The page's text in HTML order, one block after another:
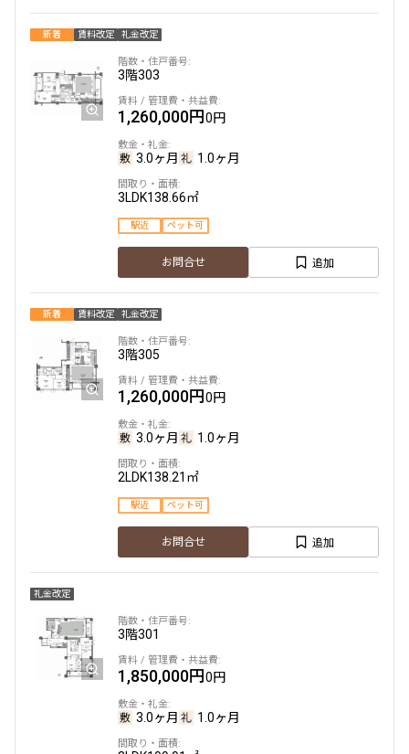
新着 賃料改定 礼金改定
3階303
1,260,000円0円
3.0ヶ月 1.0ヶ月
3LDK138.66㎡
駅近 ペット可
お問合せ 追加
新着 賃料改定 礼金改定
3階305
1,260,000円0円
3.0ヶ月 1.0ヶ月
2LDK138.21㎡
駅近 ペット可
お問合せ 追加
礼金改定
3階301
1,850,000円0円
3.0ヶ月 1.0ヶ月